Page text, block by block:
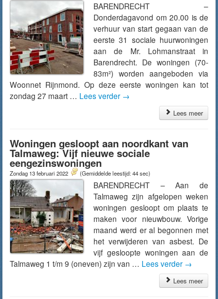
BARENDRECHT –
Donderdagavond om 20.00 is de
verhuur van start gegaan van de
eerste 31 sociale huurwoningen
aan de Mr. Lohmanstraat in
Barendrecht. De woningen (70-
83m²) worden aangeboden via
Woonnet Rijnmond. Op deze eerste woningen kan tot
zondag 27 maart … Lees verder →
Lees meer
Woningen gesloopt aan noordkant van
Talmaweg: Vijf nieuwe sociale
eengezinswoningen
Zondag 13 februari 2022 (Gemiddelde leestijd: 44 sec)
BARENDRECHT – Aan de
Talmaweg zijn afgelopen weken
woningen gesloopt om plaats te
maken voor nieuwbouw. Vorige
maand werd er al begonnen met
het verwijderen van asbest. De
vijf gesloopte woningen aan de
Talmaweg 1 t/m 9 (oneven) zijn van … Lees verder →
Lees meer